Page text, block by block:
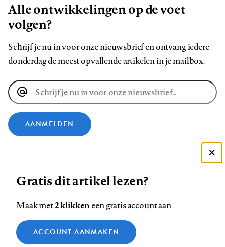
Alle ontwikkelingen op de voet
volgen?
Schrijf je nu in voor onze nieuwsbrief en ontvang iedere
donderdag de meest opvallende artikelen in je mailbox.
E-
mailadres
AANMELDEN
ons
op
Facebook
ons
op
LinkedIn
ons
op
Bluesky
ons
op
Instagram
ons
op
YouTube
ons
Footer
Contact Colofon Disclaimer Privacy
Medische vragen verdienen
Gratis dit artikel lezen?
Maak met2 klikkeneen gratis account aan
ACCOUNT AANMAKEN
Zie onze cookie policy
Analytische cookies